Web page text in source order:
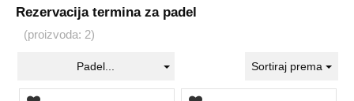
Rezervacija termina za padel
(proizvoda: 2)
Padel... Sortiraj prema